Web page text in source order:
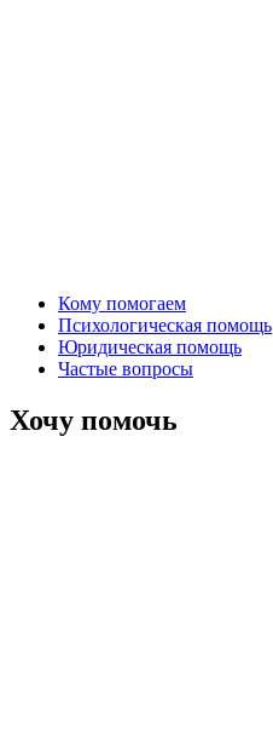
Кому помогаем
Психологическая помощь
Юридическая помощь
Частые вопросы
Хочу помочь